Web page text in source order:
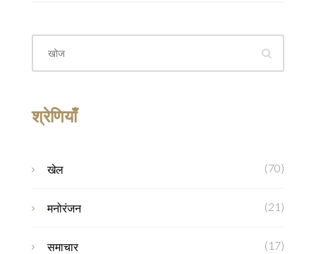
श्रेणियाँ
खेल (70)
मनोरंजन (21)
समाचार (17)